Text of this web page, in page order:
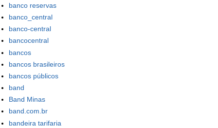
banco reservas
banco_central
banco-central
bancocentral
bancos
bancos brasileiros
bancos públicos
band
Band Minas
band.com.br
bandeira tarifaria